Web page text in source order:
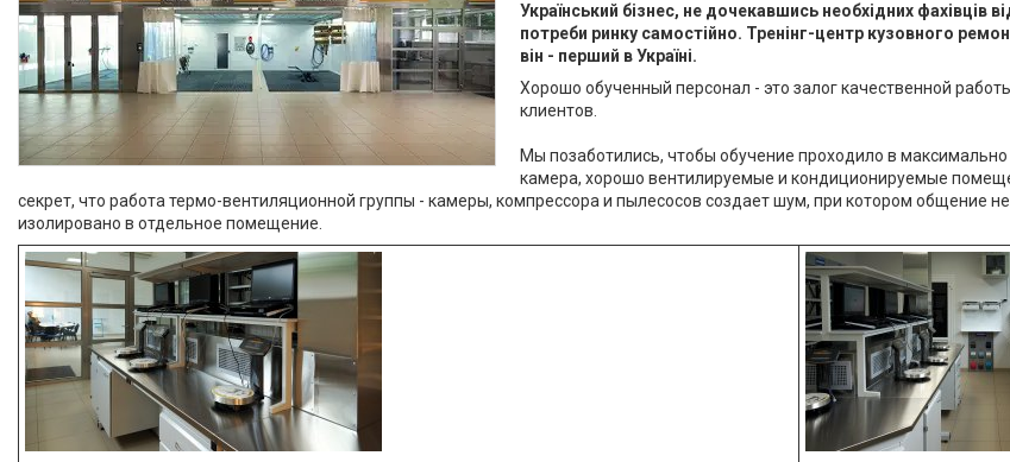
Український бізнес, не дочекавшись необхідних
потреби ринку самостійно. Тренінг-центр кузовного
він - перший в Україні.
Хорошо обученный персонал - это залог качественной
клиентов.
Мы позаботились, чтобы обучение проходило в
камера, хорошо вентилируемые и кондиционируемые
секрет, что работа термо-вентиляционной группы - камеры, компрессора и пылесосов создает шум, при котором общение
изолировано в отдельное помещение.